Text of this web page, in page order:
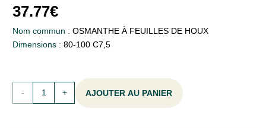
37.77€
Nom commun : OSMANTHE À FEUILLES DE HOUX
Dimensions : 80-100 C7,5
quantité AJOUTER AU PANIER